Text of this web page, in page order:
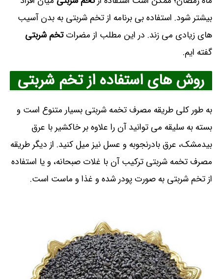
بیشتر شود. استفاده بی برنامه از تخم شربتی به بدن آسیب
های زیادی می زند. در این مطلب از مضراتتخم شربتی
گفته ایم.
روش های استفاده از تخم شربتی
به طور کلی طریقه مصرف تخمه شربتی بسیار متنوع است و
بسته به سلیقه می توانید آن را علاوه بر خاکشیر با عرق
بیدمشک، عرق بادرنجوبه و عسل نیز میل کنید. از دیگر طریقه
مصرف تخمه شربتی ترکیب آن با غلات صبحانه، و یا استفاده
از تخم شربتی به صورت پودر شده و غذا و ماست است.